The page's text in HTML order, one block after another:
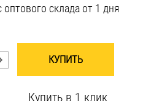
оптового склада от 1 дня
КУПИТЬ
Купить в 1 клик